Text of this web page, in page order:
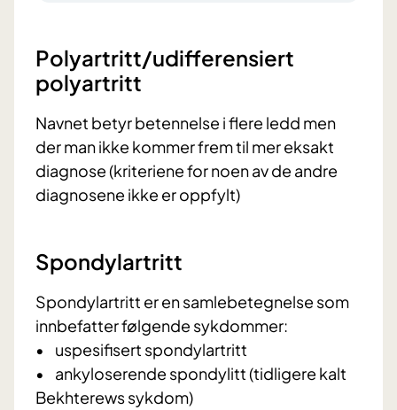
Polyartritt/udifferensiert
polyartritt
Navnet betyr betennelse i flere ledd men
der man ikke kommer frem til mer eksakt
diagnose (kriteriene for noen av de andre
diagnosene ikke er oppfylt)
Spondylartritt
Spondylartritt er en samlebetegnelse som
innbefatter følgende sykdommer:
• uspesifisert spondylartritt
• ankyloserende spondylitt (tidligere kalt
Bekhterews sykdom)